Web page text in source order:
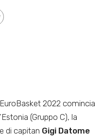
2022 comincia
(Gruppo C), la
di capitan Gigi Datome